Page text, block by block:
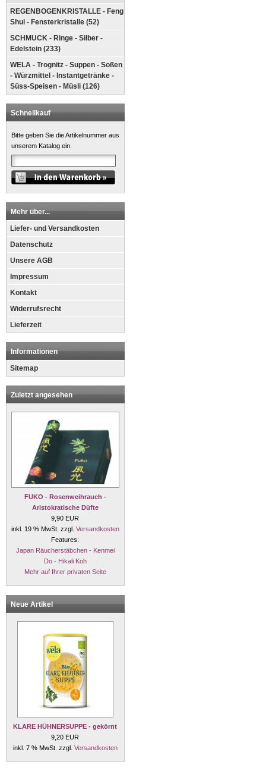
REGENBOGENKRISTALLE - Feng
Shui - Fensterkristalle (52)
SCHMUCK - Ringe - Silber -
Edelstein (233)
WELA - Trognitz - Suppen - Soßen
- Würzmittel - Instantgetränke -
Süss-Speisen - Müsli (126)
Schnellkauf
Bitte geben Sie die Artikelnummer aus
unserem Katalog ein.
Mehr über...
Liefer- und Versandkosten
Datenschutz
Unsere AGB
Impressum
Kontakt
Widerrufsrecht
Lieferzeit
Informationen
Sitemap
Zuletzt angesehen
FUKO - Rosenweihrauch -
Aristokratische Düfte
9,90 EUR
inkl. 19 % MwSt. zzgl. Versandkosten
Features:
Japan Räucherstäbchen - Kenmei
Do - Hikali Koh
Mehr auf Ihrer privaten Seite
Neue Artikel
KLARE HÜHNERSUPPE - gekörnt
9,20 EUR
inkl. 7 % MwSt. zzgl. Versandkosten